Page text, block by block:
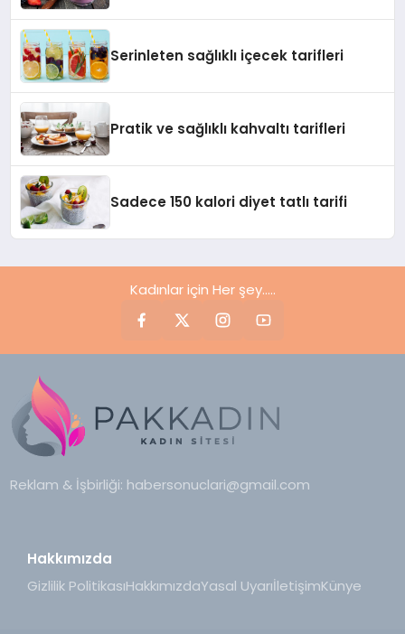
Serinleten sağlıklı içecek tarifleri
Pratik ve sağlıklı kahvaltı tarifleri
Sadece 150 kalori diyet tatlı tarifi
Kadınlar için Her şey.....
Reklam & İşbirliği: habersonuclari@gmail.com
Hakkımızda
Gizlilik PolitikasıHakkımızdaYasal UyarıİletişimKünye